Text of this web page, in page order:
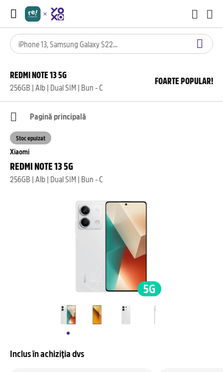
REDMI NOTE 13 5G
256GB | Alb | Dual SIM | Bun - C
FOARTE POPULAR!
Pagină principală
Xiaomi
REDMI NOTE 13 5G
256GB | Alb | Dual SIM | Bun - C
Stoc epuizat
Inclus în achiziția dvs